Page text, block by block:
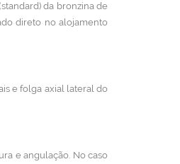
da bronzina de
direto no alojamento
e folga axial lateral do
e angulação. No caso